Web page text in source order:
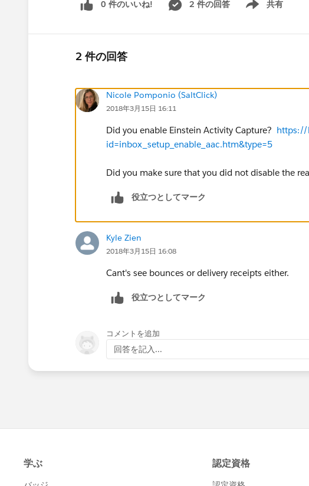
0 件のいいね! 2 件の回答 共有
Show menu
2 件の回答
Nicole Pomponio (SaltClick)
2018年3月15日 16:11
Did you enable Einstein Activity Capture? https://
id=inbox_setup_enable_aac.htm&type=5
Did you make sure that you did not disable the
役立つとしてマーク
Kyle Zien
2018年3月15日 16:08
Cant's see bounces or delivery receipts either.
役立つとしてマーク
コメントを追加
回答を記入...